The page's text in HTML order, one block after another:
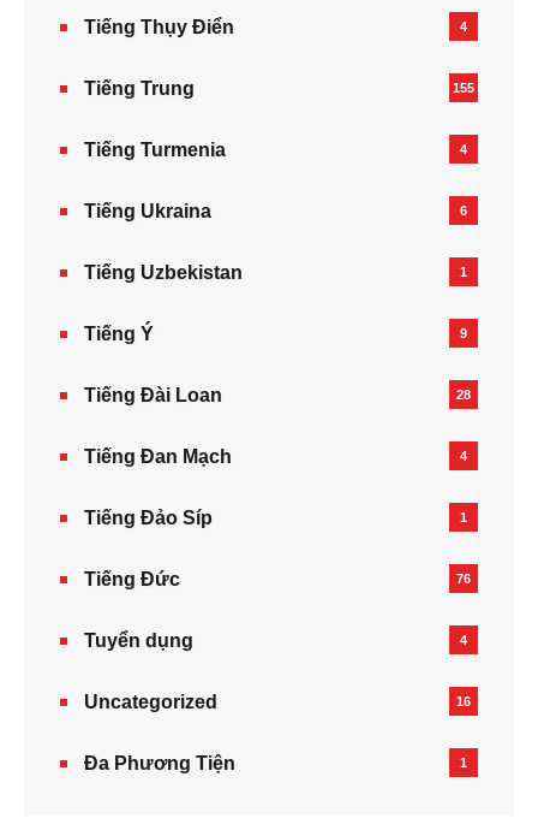
Tiếng Thụy Điển 4
Tiếng Trung 155
Tiếng Turmenia 4
Tiếng Ukraina 6
Tiếng Uzbekistan 1
Tiếng Ý 9
Tiếng Đài Loan 28
Tiếng Đan Mạch 4
Tiếng Đảo Síp 1
Tiếng Đức 76
Tuyển dụng 4
Uncategorized 16
Đa Phương Tiện 1